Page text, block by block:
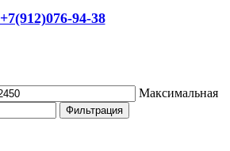
+7(912)076-94-38
Максимальная
Фильтрация